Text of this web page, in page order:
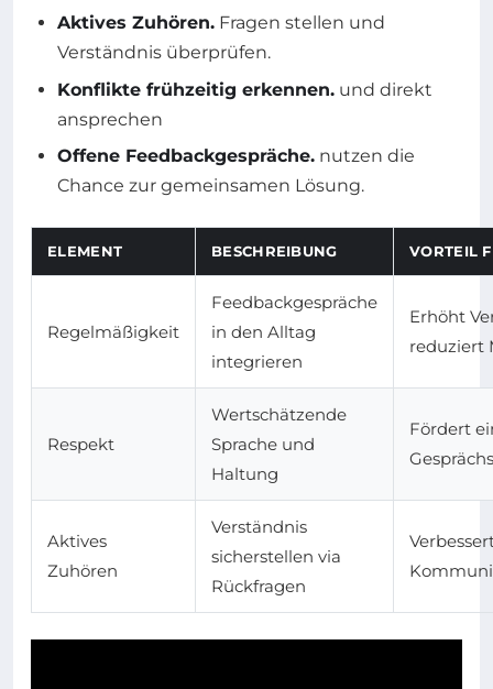
Aktives Zuhören. Fragen stellen und
Verständnis überprüfen.
Konflikte frühzeitig erkennen. und direkt
ansprechen
Offene Feedbackgespräche. nutzen die
Chance zur gemeinsamen Lösung.
ELEMENT BESCHREIBUNG VORTEIL
Regelmäßigkeit
Feedbackgespräche
in den Alltag
integrieren
Erhöht
reduziert
Respekt
Wertschätzende
Sprache und
Haltung
Fördert
Aktives
Zuhören
Verständnis
sicherstellen via
Rückfragen